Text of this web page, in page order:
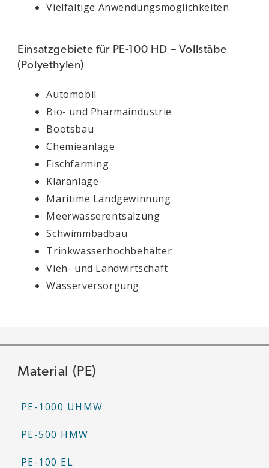
Material (PE)
PE-1000 UHMW
PE-500 HMW
PE-100 EL
Vielfältige Anwendungsmöglichkeiten
Einsatzgebiete für PE-100 HD – Vollstäbe
(Polyethylen)
Automobil
Bio- und Pharmaindustrie
Bootsbau
Chemieanlage
Fischfarming
Kläranlage
Maritime Landgewinnung
Meerwasserentsalzung
Schwimmbadbau
Trinkwasserhochbehälter
Vieh- und Landwirtschaft
Wasserversorgung